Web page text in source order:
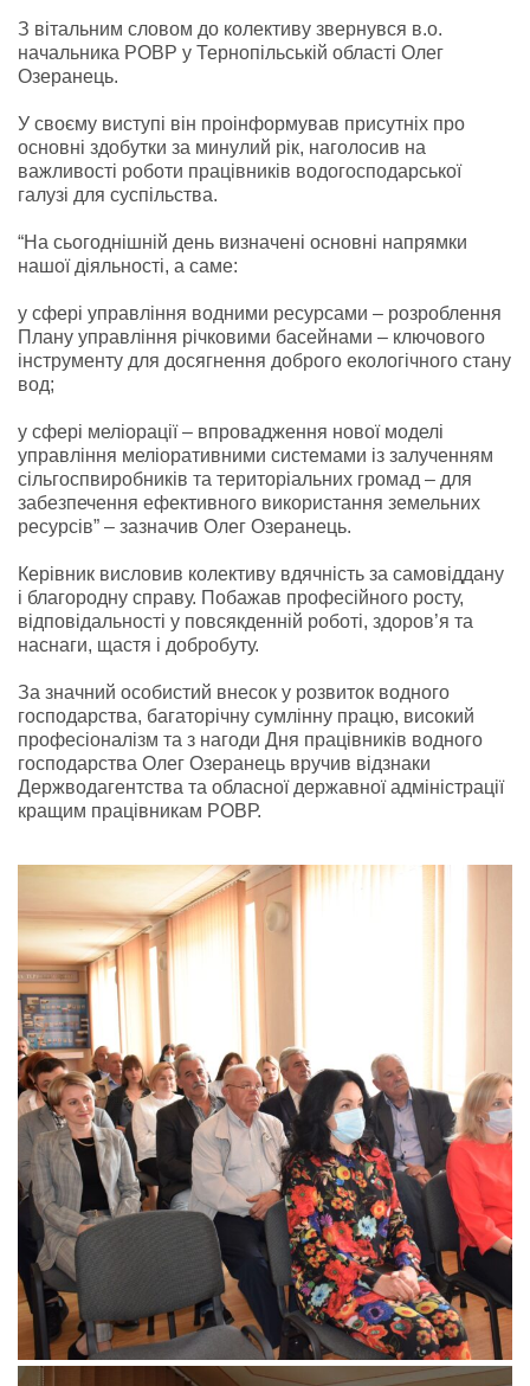
З вітальним словом до колективу звернувся в.о.
начальника РОВР у Тернопільській області Олег
Озеранець.
У своєму виступі він проінформував присутніх про
основні здобутки за минулий рік, наголосив на
важливості роботи працівників водогосподарської
галузі для суспільства.
“На сьогоднішній день визначені основні напрямки
нашої діяльності, а саме:
у сфері управління водними ресурсами – розроблення
Плану управління річковими басейнами – ключового
інструменту для досягнення доброго екологічного стану
вод;
у сфері меліорації – впровадження нової моделі
управління меліоративними системами із залученням
сільгоспвиробників та територіальних громад – для
забезпечення ефективного використання земельних
ресурсів” – зазначив Олег Озеранець.
Керівник висловив колективу вдячність за самовіддану
і благородну справу. Побажав професійного росту,
відповідальності у повсякденній роботі, здоров’я та
наснаги, щастя і добробуту.
За значний особистий внесок у розвиток водного
господарства, багаторічну сумлінну працю, високий
професіоналізм та з нагоди Дня працівників водного
господарства Олег Озеранець вручив відзнаки
Держводагентства та обласної державної адміністрації
кращим працівникам РОВР.